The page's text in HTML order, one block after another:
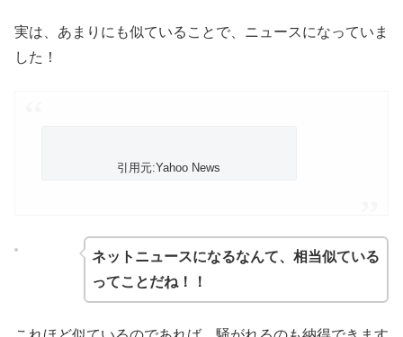
実は、あまりにも似ていることで、ニュースになっていま
した！
引用元:Yahoo News
ネットニュースになるなんて、相当似ている
ってことだね！！